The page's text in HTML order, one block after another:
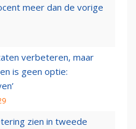
meer dan de vorige
verbeteren, maar
is geen optie:
zien in tweede